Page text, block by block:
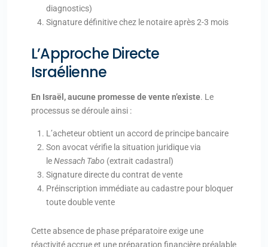
diagnostics)
Signature définitive chez le notaire après 2-3 mois
L’Approche Directe
Israélienne
En Israël, aucune promesse de vente n’existe. Le
processus se déroule ainsi :
L’acheteur obtient un accord de principe bancaire
Son avocat vérifie la situation juridique via
leNessach Tabo (extrait cadastral)
Signature directe du contrat de vente
Préinscription immédiate au cadastre pour bloquer
toute double vente
Cette absence de phase préparatoire exige une
réactivité accrue et une préparation financière préalable